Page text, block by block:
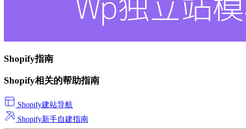
Shopify指南
Shopify相关的帮助指南
Shopify建站导航
Shopify新手自建指南